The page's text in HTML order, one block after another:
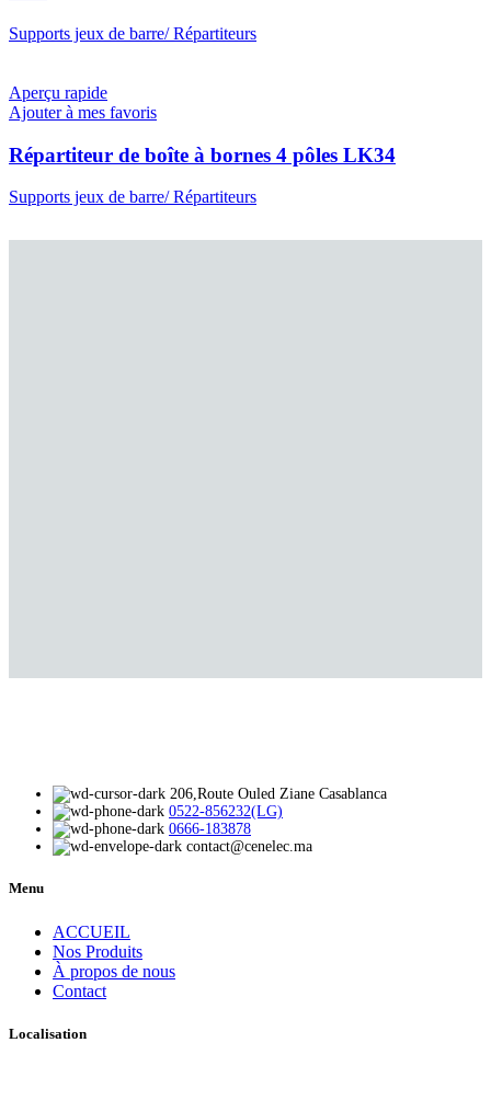
Supports jeux de barre/ Répartiteurs
Aperçu rapide
Ajouter à mes favoris
Répartiteur de boîte à bornes 4 pôles LK34
Supports jeux de barre/ Répartiteurs
206,Route Ouled Ziane Casablanca
0522-856232(LG)
0666-183878
contact@cenelec.ma
Menu
ACCUEIL
Nos Produits
À propos de nous
Contact
Localisation